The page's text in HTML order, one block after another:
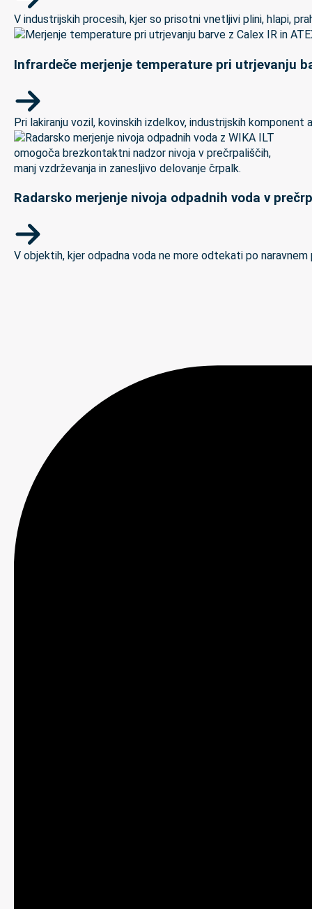
V industrijskih procesih, kjer so prisotni vnetljivi plini, hlapi,
Infrardeče merjenje temperature pri utrjevanju
Pri lakiranju vozil, kovinskih izdelkov, industrijskih
Radarsko merjenje nivoja odpadnih voda v
V objektih, kjer odpadna voda ne more odtekati po